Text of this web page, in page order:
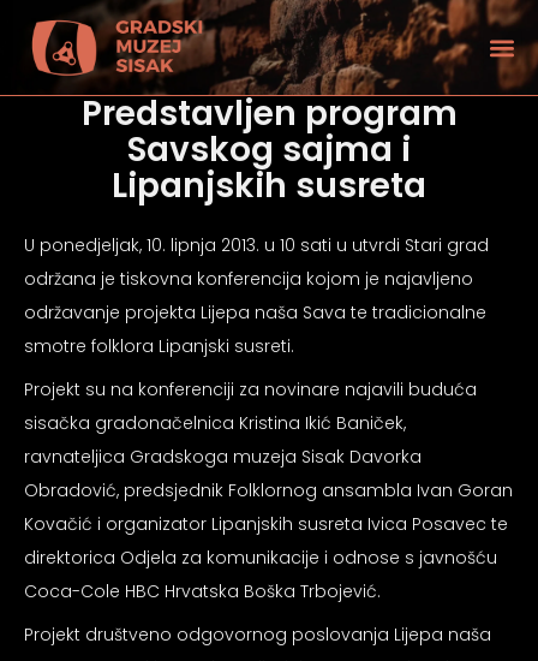
Predstavljen program
Savskog sajma i
Lipanjskih susreta
U ponedjeljak, 10. lipnja 2013. u 10 sati u utvrdi Stari grad
održana je tiskovna konferencija kojom je najavljeno
održavanje projekta Lijepa naša Sava te tradicionalne
smotre folklora Lipanjski susreti.
Projekt su na konferenciji za novinare najavili buduća
sisačka gradonačelnica Kristina Ikić Baniček,
ravnateljica Gradskoga muzeja Sisak Davorka
Obradović, predsjednik Folklornog ansambla Ivan Goran
Kovačić i organizator Lipanjskih susreta Ivica Posavec te
direktorica Odjela za komunikacije i odnose s javnošću
Coca-Cole HBC Hrvatska Boška Trbojević.
Projekt društveno odgovornog poslovanja Lijepa naša
vida